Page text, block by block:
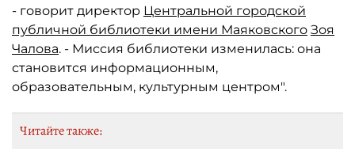
- говорит директор Центральной городской
публичной библиотеки имени Маяковского Зоя
Чалова. - Миссия библиотеки изменилась: она
становится информационным,
образовательным, культурным центром".
Читайте также: